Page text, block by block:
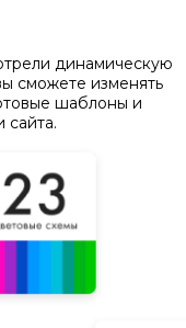
динамическую
сможете изменять
шаблоны и
сайта.